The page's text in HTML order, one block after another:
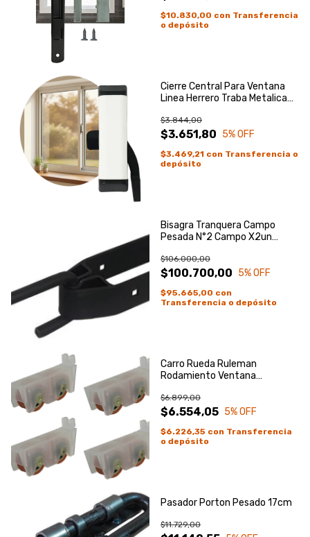
$10.830,00 con Transferencia
o depósito
Cierre Central Para Ventana
Linea Herrero Traba Metalica
$3.651,80
$3.844,00
5% OFF
$3.469,21 con Transferencia o
depósito
Bisagra Tranquera Campo
Pesada N°2 Campo X2un
$100.700,00
$106.000,00
5% OFF
$95.665,00 con
Transferencia o depósito
Carro Rueda Ruleman
Rodamiento Ventana
$6.554,05
$6.899,00
5% OFF
$6.226,35 con Transferencia
o depósito
Pasador Porton Pesado 17cm
$11.729,00